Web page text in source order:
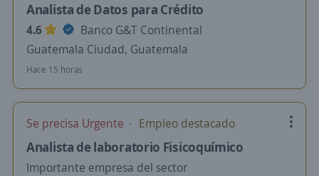
Analista de Datos para Crédito
4.6
Banco G&T Continental
Guatemala Ciudad, Guatemala
Hace 15 horas
Se precisa Urgente Empleo destacado
Analista de laboratorio Fisicoquímico
Importante empresa del sector